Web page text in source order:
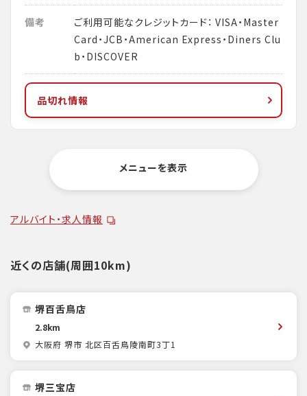
備考
ご利用可能なクレジットカード： VISA・Master
Card・JCB・American Express・Diners Clu
b・DISCOVER
品切れ情報
メニューを表示
アルバイト・求人情報
近くの店舗(周囲10km)
堺百舌鳥店
2.8km
大阪府 堺市 北区百舌鳥陵南町3丁1
堺三宝店